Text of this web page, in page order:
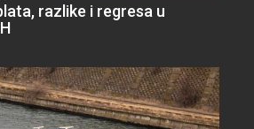
razlike i regresa u